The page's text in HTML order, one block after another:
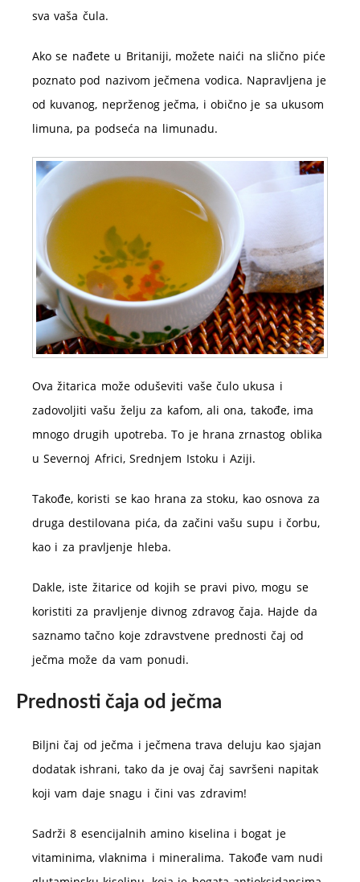
sva vaša čula.
Ako se nađete u Britaniji, možete naići na slično piće
poznato pod nazivom ječmena vodica. Napravljena je
od kuvanog, neprženog ječma, i obično je sa ukusom
limuna, pa podseća na limunadu.
Ova žitarica može oduševiti vaše čulo ukusa i
zadovoljiti vašu želju za kafom, ali ona, takođe, ima
mnogo drugih upotreba. To je hrana zrnastog oblika
u Severnoj Africi, Srednjem Istoku i Aziji.
Takođe, koristi se kao hrana za stoku, kao osnova za
druga destilovana pića, da začini vašu supu i čorbu,
kao i za pravljenje hleba.
Dakle, iste žitarice od kojih se pravi pivo, mogu se
koristiti za pravljenje divnog zdravog čaja. Hajde da
saznamo tačno koje zdravstvene prednosti čaj od
ječma može da vam ponudi.
Prednosti čaja od ječma
Biljni čaj od ječma i ječmena trava deluju kao sjajan
dodatak ishrani, tako da je ovaj čaj savršeni napitak
koji vam daje snagu i čini vas zdravim!
Sadrži 8 esencijalnih amino kiselina i bogat je
vitaminima, vlaknima i mineralima. Takođe vam nudi